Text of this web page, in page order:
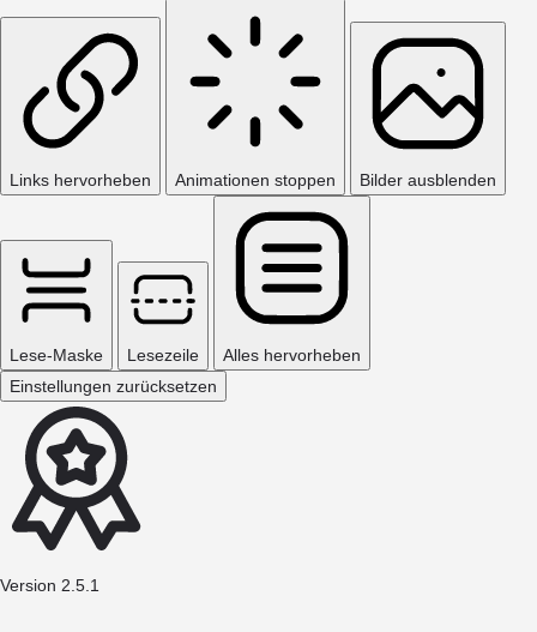
Links hervorheben Animationen stoppen Bilder ausblenden
Lese-Maske Lesezeile
Alles hervorheben
Einstellungen zurücksetzen
Version 2.5.1